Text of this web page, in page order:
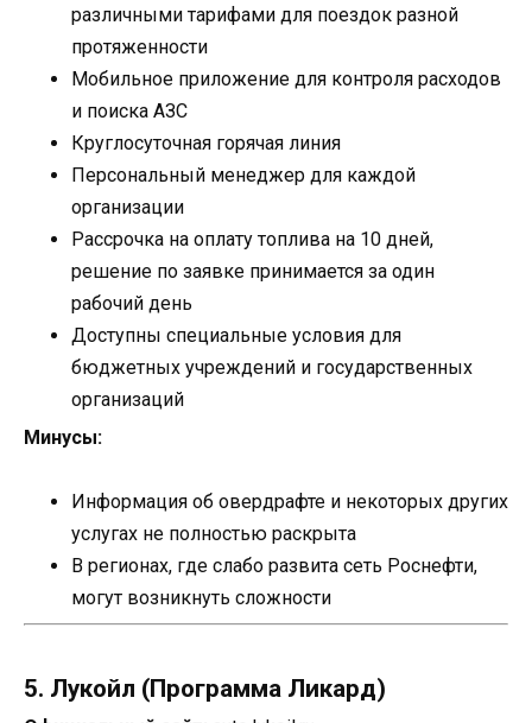
различными тарифами для поездок разной
протяженности
Мобильное приложение для контроля расходов
и поиска АЗС
Круглосуточная горячая линия
Персональный менеджер для каждой
организации
Рассрочка на оплату топлива на 10 дней,
решение по заявке принимается за один
рабочий день
Доступны специальные условия для
бюджетных учреждений и государственных
организаций
Минусы:
Информация об овердрафте и некоторых других
услугах не полностью раскрыта
В регионах, где слабо развита сеть Роснефти,
могут возникнуть сложности
5. Лукойл (Программа Ликард)